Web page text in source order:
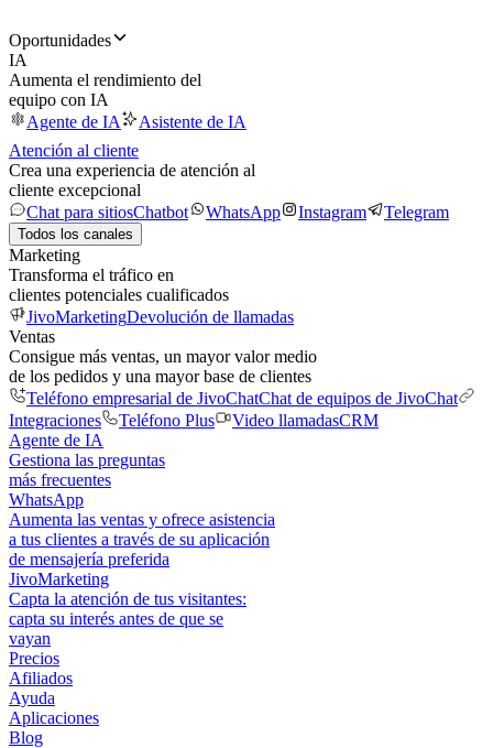
Oportunidades
IA
Aumenta el rendimiento del
equipo con IA
Agente de IA
Asistente de IA
Atención al cliente
Crea una experiencia de atención al
cliente excepcional
Chat para sitiosChatbot WhatsApp Instagram Telegram
Todos los canales
Marketing
Transforma el tráfico en
clientes potenciales cualificados
JivoMarketingDevolución de llamadas
Ventas
Consigue más ventas, un mayor valor medio
de los pedidos y una mayor base de clientes
Teléfono empresarial de JivoChatChat de equipos de JivoChat
Integraciones
Teléfono Plus Video llamadasCRM
Agente de IA
Gestiona las preguntas
más frecuentes
WhatsApp
Aumenta las ventas y ofrece asistencia
a tus clientes a través de su aplicación
de mensajería preferida
JivoMarketing
Capta la atención de tus visitantes:
capta su interés antes de que se
vayan
Precios
Afiliados
Ayuda
Aplicaciones
Blog